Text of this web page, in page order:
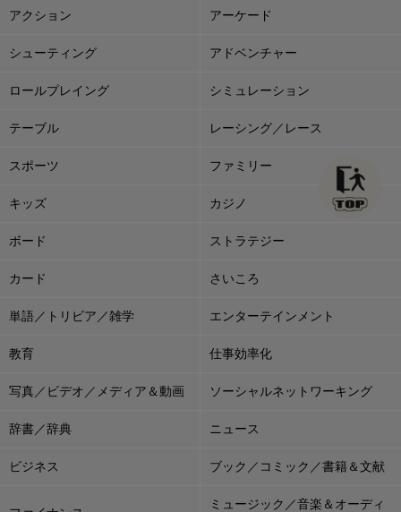
アクション アーケード
シューティング アドベンチャー
ロールプレイング シミュレーション
テーブル レーシング／レース
スポーツ ファミリー
キッズ カジノ
ボード ストラテジー
カード さいころ
単語／トリビア／雑学 エンターテインメント
教育 仕事効率化
写真／ビデオ／メディア＆動画 ソーシャルネットワーキング
辞書／辞典 ニュース
ビジネス ブック／コミック／書籍＆文献
ミュージック／音楽＆オーディ